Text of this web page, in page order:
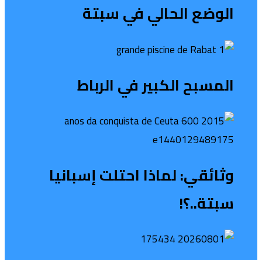
الوضع الحالي في سبتة
المسبح الكبير في الرباط
وثائقي: لماذا احتلت إسبانيا
سبتة..؟!